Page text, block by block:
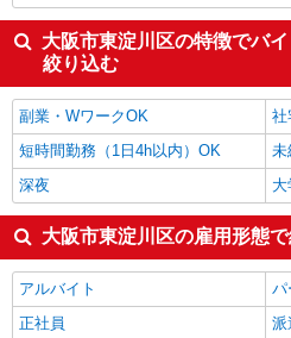
大阪市東淀川区の特徴でバ
絞り込む
副業・WワークOK
社
短時間勤務（1日4h以内）OK
未
深夜
大
大阪市東淀川区の雇用形態
アルバイト
パ
正社員
派